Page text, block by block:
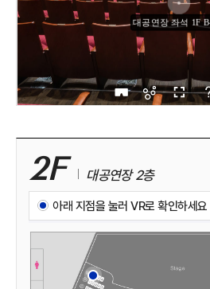
2F 대공연장 2층
아래 지점을 눌러 VR로 확인하세요